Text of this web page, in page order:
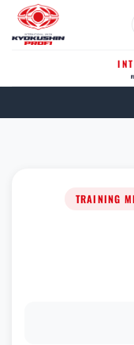
TRAINING